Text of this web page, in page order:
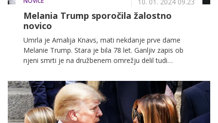
Melania Trump sporočila žalostno
novico
Umrla je Amalija Knavs, mati nekdanje prve dame
Melanie Trump. Stara je bila 78 let. Ganljiv zapis ob
njeni smrti je na družbenem omrežju delil tudi